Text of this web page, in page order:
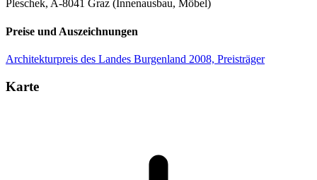
Pleschek, A-8041 Graz (Innenausbau, Möbel)
Preise und Auszeichnungen
Architekturpreis des Landes Burgenland 2008, Preisträger
Karte